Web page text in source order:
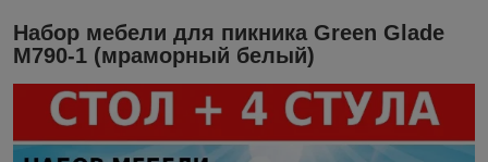
Набор мебели для пикника Green Glade
M790-1 (мраморный белый)